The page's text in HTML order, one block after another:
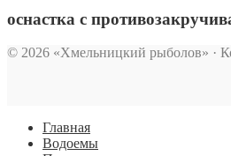
оснастка с
© 2026 «Хмельницкий рыболов» ·
Главная
Водоемы